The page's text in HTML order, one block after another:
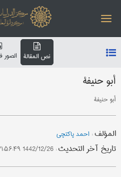
نص المقالة الصور
أبو حنیفة
أبو حنیفة
المؤلف: احمد پاکتچی
تاریخ آخر التحدیث: 1442/12/26 ۲۱:۵۶:۴۹